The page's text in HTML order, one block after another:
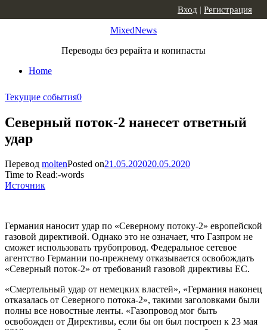
MixedNews
Переводы без рерайта и копипасты
Home
Вход | Регистрация
Текущие события0
Северный поток-2 нанесет ответный
удар
Перевод moltenPosted on21.05.202020.05.2020
Time to Read:-words
Источник
Германия наносит удар по «Северному потоку-2» европейской
газовой директивой. Однако это не означает, что Газпром не
сможет использовать трубопровод. Федеральное сетевое
агентство Германии по-прежнему отказывается освобождать
«Северный поток-2» от требований газовой директивы ЕС.
«Смертельный удар от немецких властей», «Германия наконец
отказалась от Северного потока-2», такими заголовками были
полны все новостные ленты. «Газопровод мог быть
освобожден от Директивы, если бы он был построен к 23 мая